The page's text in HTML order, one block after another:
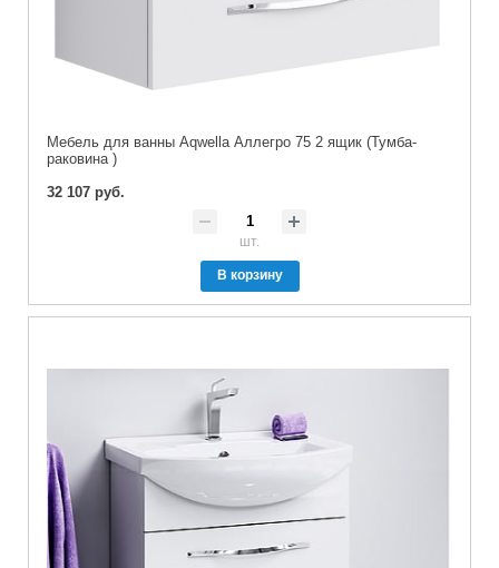
Мебель для ванны Aqwella Аллегро 75 2 ящик (Тумба-
раковина )
32 107 руб.
шт.
В корзину